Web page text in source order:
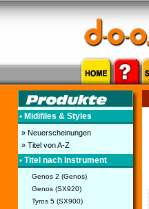
• Midifiles & Styles
» Neuerscheinungen
» Titel von A-Z
• Titel nach Instrument
Genos 2 (Genos)
Genos (SX920)
Tyros 5 (SX900)